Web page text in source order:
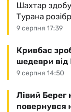
9 серпня 17:39
Шахтар
Турана
9 серпня 14:50
Кривбас
шедеври від
Лівий Берег
повернувся